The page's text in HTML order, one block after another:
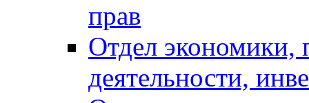
прав
Отдел экономики,
деятельности,